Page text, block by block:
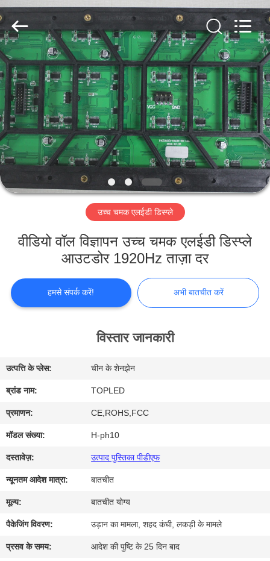
घर
उत्पादों
वीडियो
वीआर
दिखाएँ
हमारे
गुणवत्ता
नियंत्रण
संपर्क
करें
समाचार
मामलों
Enterprise
Management
Services
Co.,LTD.
All
Rights
Reserved.
Developed
by
ECER
उच्च चमक एलईडी डिस्प्ले
वीडियो वॉल विज्ञापन उच्च चमक एलईडी डिस्प्ले
आउटडोर 1920Hz ताज़ा दर
हमसे संपर्क करें! अभी बातचीत करें
विस्तार जानकारी
उत्पत्ति के प्लेस: चीन के शेनझेन
ब्रांड नाम: TOPLED
प्रमाणन: CE,ROHS,FCC
मॉडल संख्या: H-ph10
दस्तावेज़: उत्पाद पुस्तिका पीडीएफ
न्यूनतम आदेश मात्रा: बातचीत
मूल्य: बातचीत योग्य
पैकेजिंग विवरण: उड़ान का मामला, शहद कंघी, लकड़ी के मामले
प्रसव के समय: आदेश की पुष्टि के 25 दिन बाद